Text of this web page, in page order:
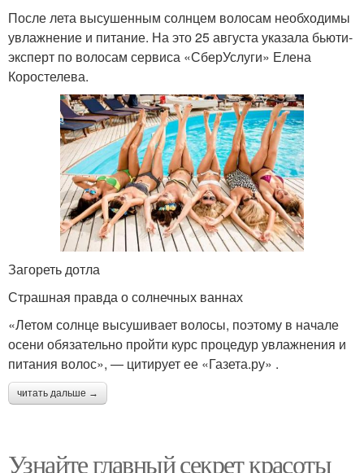
После лета высушенным солнцем волосам необходимы
увлажнение и питание. На это 25 августа указала бьюти-
эксперт по волосам сервиса «СберУслуги» Елена
Коростелева.
Загореть дотла
Страшная правда о солнечных ваннах
«Летом солнце высушивает волосы, поэтому в начале
осени обязательно пройти курс процедур увлажнения и
питания волос», — цитирует ее «Газета.ру» .
читать дальше →
Узнайте главный секрет красоты